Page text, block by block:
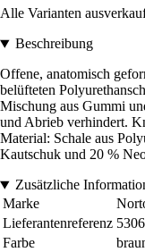
Alle Varianten
Beschreibung
Offene, anatomisch
belüfteten
Mischung aus Gummi
und Abrieb verhindert.
Material: Schale aus
Kautschuk und 20 %
Zusätzliche
Marke
Lieferantenreferenz
Farbe